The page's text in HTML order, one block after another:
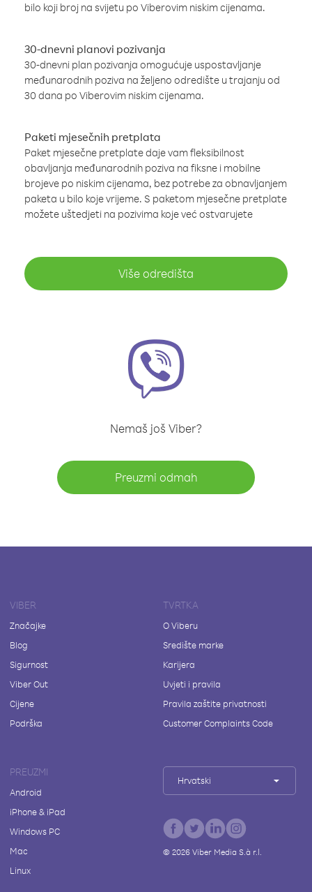
bilo koji broj na svijetu po Viberovim niskim cijenama.
30-dnevni planovi pozivanja
30-dnevni plan pozivanja omogućuje uspostavljanje
međunarodnih poziva na željeno odredište u trajanju od
30 dana po Viberovim niskim cijenama.
Paketi mjesečnih pretplata
Paket mjesečne pretplate daje vam fleksibilnost
obavljanja međunarodnih poziva na fiksne i mobilne
brojeve po niskim cijenama, bez potrebe za obnavljanjem
paketa u bilo koje vrijeme. S paketom mjesečne pretplate
možete uštedjeti na pozivima koje već ostvarujete
Više odredišta
Nemaš još Viber?
Preuzmi odmah
VIBER
Značajke
Blog
Sigurnost
Viber Out
Cijene
Podrška
TVRTKA
O Viberu
Središte marke
Karijera
Uvjeti i pravila
Pravila zaštite privatnosti
Customer Complaints Code
PREUZMI
Android
iPhone & iPad
Windows PC
Mac
Linux
Hrvatski
© 2026Viber Media S.à r.l.